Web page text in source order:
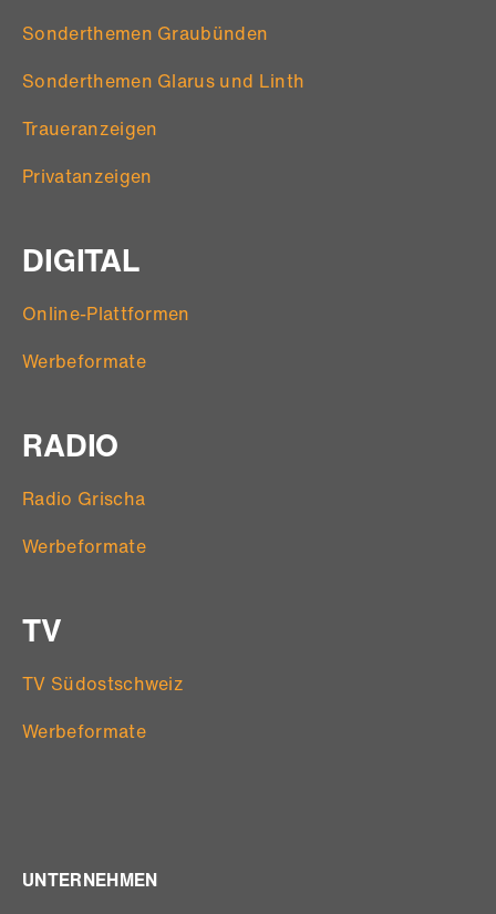
Sonderthemen Graubünden
Sonderthemen Glarus und Linth
Traueranzeigen
Privatanzeigen
DIGITAL
Online-Plattformen
Werbeformate
RADIO
Radio Grischa
Werbeformate
TV
TV Südostschweiz
Werbeformate
UNTERNEHMEN